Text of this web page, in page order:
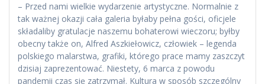
– Przed nami wielkie wydarzenie artystyczne. Normalnie z
tak ważnej okazji cała galeria byłaby pełna gości, oficjele
składaliby gratulacje naszemu bohaterowi wieczoru; byłby
obecny także on, Alfred Aszkiełowicz, człowiek – legenda
polskiego malarstwa, grafiki, którego prace mamy zaszczyt
dzisiaj zaprezentować. Niestety, 6 marca z powodu
pandemii czas się zatrzymał. Kultura w sposób szczególny